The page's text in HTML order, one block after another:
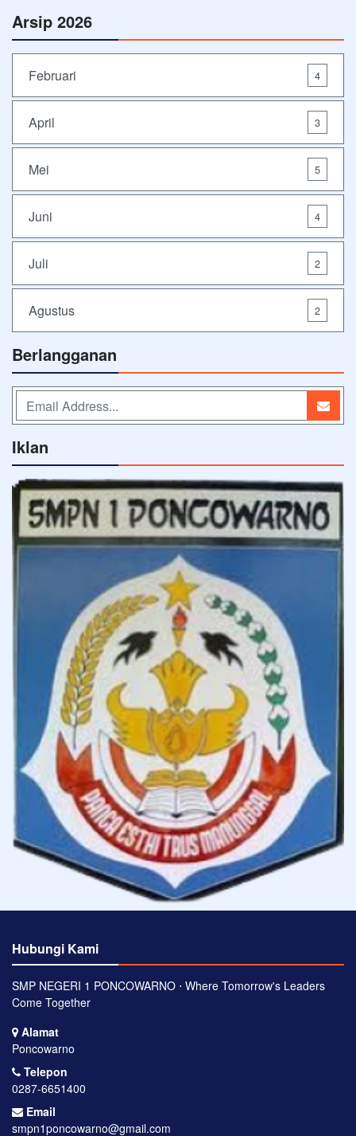
Arsip 2026
Februari 4
April 3
Mei 5
Juni 4
Juli 2
Agustus 2
Berlangganan
Iklan
Hubungi Kami
SMP NEGERI 1 PONCOWARNO ⋅ Where Tomorrow's Leaders
Come Together
Alamat
Poncowarno
Telepon
0287-6651400
Email
smpn1poncowarno@gmail.com